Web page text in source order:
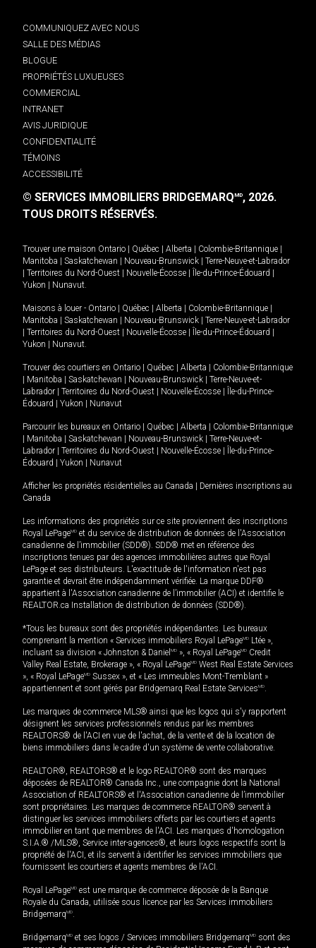
COMMUNIQUEZ AVEC NOUS
SALLE DES MÉDIAS
BLOGUE
PROPRIÉTÉS LUXUEUSES
COMMERCIAL
INTRANET
AVIS JURIDIQUE
CONFIDENTIALITÉ
TÉMOINS
ACCESSIBILITÉ
© SERVICES IMMOBILIERS BRIDGEMARQMD, 2026.
TOUS DROITS RÉSERVÉS.
Trouver une maison Ontario Québec Alberta Colombie-Britannique
Manitoba
Saskatchewan Nouveau-Brunswick
Terre-Neuve-et-Labrador
Territoires du Nord-Ouest Nouvelle-Écosse Île-du-Prince-Édouard
Yukon
Nunavut.
Maisons à louer - Ontario Québec Alberta Colombie-Britannique
Manitoba
Saskatchewan Nouveau-Brunswick
Terre-Neuve-et-Labrador
Territoires du Nord-Ouest Nouvelle-Écosse Île-du-Prince-Édouard
Yukon
Nunavut.
Trouver des courtiers en Ontario Québec Alberta
Colombie-Britannique
Manitoba Saskatchewan Nouveau-Brunswick
Terre-Neuve-et-
Labrador
Territoires du Nord-Ouest Nouvelle-Écosse
Île-du-Prince-
Édouard
Yukon Nunavut
Parcourir les bureaux en Ontario Québec Alberta
Colombie-Britannique
Manitoba Saskatchewan Nouveau-Brunswick
Terre-Neuve-et-
Labrador
Territoires du Nord-Ouest Nouvelle-Écosse
Île-du-Prince-
Édouard
Yukon Nunavut
Afficher les propriétés résidentielles au Canada
Dernières inscriptions au
Canada
Les informations des propriétés sur ce site proviennent des inscriptions
Royal LePageMD et du service de distribution de données de l'Association
canadienne de l’immobilier (SDD®). SDD® met en référence des
inscriptions tenues par des agences immobilières autres que Royal
LePage et ses distributeurs. L'exactitude de l'information n'est pas
garantie et devrait être indépendamment vérifiée. La marque DDF®
appartient à l'Association canadienne de l’immobilier (ACI) et identifie le
REALTOR.ca Installation de distribution de données (SDD®).
*Tous les bureaux sont des propriétés indépendantes. Les bureaux
comprenant la mention « Services immobiliers Royal LePageMD Ltée »,
incluant sa division « Johnston & Daniel MD », « Royal LePageMD Credit
Valley Real Estate, Brokerage », « Royal LePageMD West Real Estate Services
», « Royal LePageMD Sussex », et « Les immeubles Mont-Tremblant »
appartiennent et sont gérés par Bridgemarq Real Estate ServicesMD.
Les marques de commerce MLS® ainsi que les logos qui s'y rapportent
désignent les services professionnels rendus par les membres
REALTORS® de l'ACI en vue de l'achat, de la vente et de la location de
biens immobiliers dans le cadre d'un système de vente collaborative.
REALTOR®, REALTORS® et le logo REALTOR® sont des marques
déposées de REALTOR® Canada Inc., une compagnie dont la National
Association of REALTORS® et l'Association canadienne de l’immobilier
sont propriétaires. Les marques de commerce REALTOR® servent à
distinguer les services immobiliers offerts par les courtiers et agents
immobilier en tant que membres de l'ACI. Les marques d'homologation
S.I.A.® /MLS®, Service inter-agences®, et leurs logos respectifs sont la
propriété de l'ACI, et ils servent à identifier les services immobiliers que
fournissent les courtiers et agents membres de l'ACI.
Royal LePageMD est une marque de commerce déposée de la Banque
Royale du Canada, utilisée sous licence par les Services immobiliers
BridgemarqMD.
BridgemarqMD et ses logos / Services immobiliers BridgemarqMD sont des